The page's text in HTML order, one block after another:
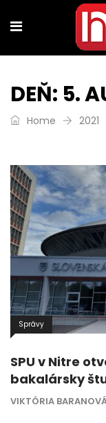
DEŇ: 5.
Home 2021
Správy
SPU v Nitre
bakalársky
VIKTÓRIA